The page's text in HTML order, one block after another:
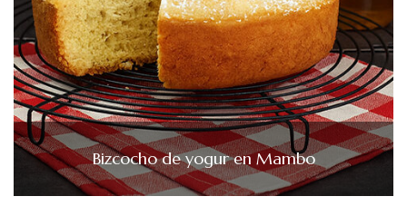
Bizcocho de yogur en Mambo